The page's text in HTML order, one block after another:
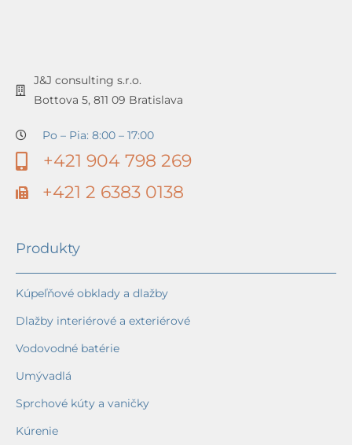
J&J consulting s.r.o.
Bottova 5, 811 09 Bratislava
Po – Pia: 8:00 – 17:00
+421 904 798 269
+421 2 6383 0138
Produkty
Kúpeľňové obklady a dlažby
Dlažby interiérové a exteriérové
Vodovodné batérie
Umývadlá
Sprchové kúty a vaničky
Kúrenie